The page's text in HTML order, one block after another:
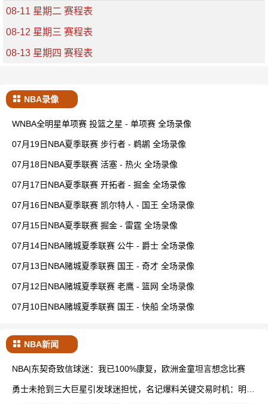
08-11 星期二 赛程表
08-12 星期三 赛程表
08-13 星期四 赛程表
NBA录像
WNBA全明星单项赛 投篮之星 - 单项赛 全场录像
07月19日NBA夏季联赛 步行者 - 鹈鹕 全场录像
07月18日NBA夏季联赛 活塞 - 热火 全场录像
07月17日NBA夏季联赛 开拓者 - 掘金 全场录像
07月16日NBA夏季联赛 凯尔特人 - 国王 全场录像
07月15日NBA夏季联赛 掘金 - 雷霆 全场录像
07月14日NBA赌城夏季联赛 公牛 - 爵士 全场录像
07月13日NBA赌城夏季联赛 国王 - 奇才 全场录像
07月12日NBA赌城夏季联赛 老鹰 - 篮网 全场录像
07月10日NBA赌城夏季联赛 国王 - 快船 全场录像
NBA新闻
NBA|东契奇致信球迷：我已100%康复，欧洲金童坦言想念比赛
勇士未抢到三大巨星引发球迷担忧，名记爆料关键交易时机：明年